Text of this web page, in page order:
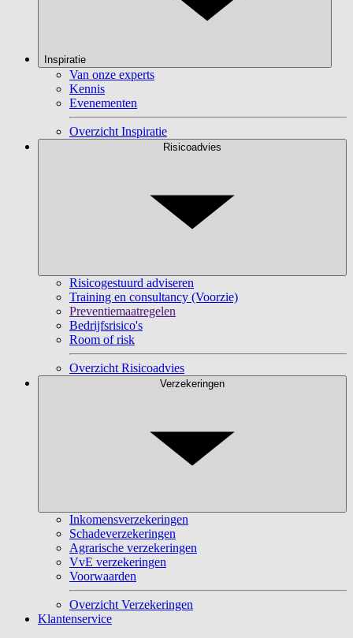
Inspiratie
Van onze experts
Kennis
Evenementen
Overzicht Inspiratie
Risicoadvies
Risicogestuurd adviseren
Training en consultancy (Voorzie)
Preventiemaatregelen
Bedrijfsrisico's
Room of risk
Overzicht Risicoadvies
Verzekeringen
Inkomensverzekeringen
Schadeverzekeringen
Agrarische verzekeringen
VvE verzekeringen
Voorwaarden
Overzicht Verzekeringen
Klantenservice